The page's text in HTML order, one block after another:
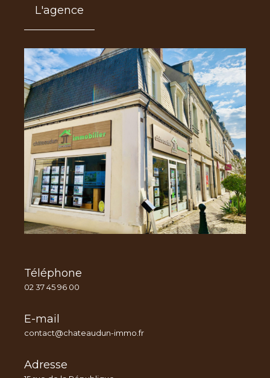
L'agence
Téléphone
02 37 45 96 00
E-mail
contact@chateaudun-immo.fr
Adresse